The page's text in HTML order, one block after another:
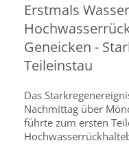
Erstmals
Geneicken -
Teileinstau
Das
Nachmittag über
führte zum ersten